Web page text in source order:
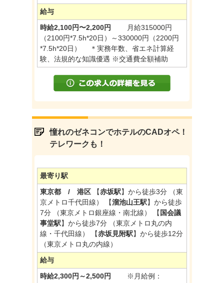
給与
時給2,100円〜2,200円
月給315000円
（2100円*7.5h*20日）～330000円（2200円
*7.5h*20日） ＊実務年数、省エネ計算経
験、法規的な知識優遇 ※交通費全額補助
憧れのゼネコンでホテルのCADオペ！
テレワークも！
最寄り駅
東京都 / 港区 【赤坂駅】から徒歩3分 （東
京メトロ千代田線） 【溜池山王駅】から徒歩
7分 （東京メトロ銀座線・南北線） 【 国会議
事堂駅】から徒歩7分 （東京メトロ丸の内
線・千代田線） 【赤坂見附駅】から徒歩12分
（東京メトロ丸の内線）
給与
時給2,300円～2,500円
※月給例：